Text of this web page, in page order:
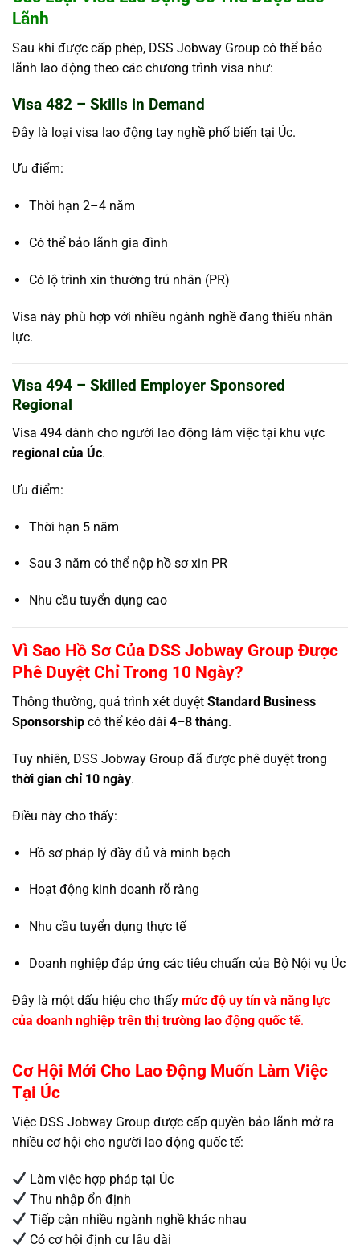
Lãnh
Sau khi được cấp phép, DSS Jobway Group có thể bảo
lãnh lao động theo các chương trình visa như:
Visa 482 – Skills in Demand
Đây là loại visa lao động tay nghề phổ biến tại Úc.
Ưu điểm:
Thời hạn 2–4 năm
Có thể bảo lãnh gia đình
Có lộ trình xin thường trú nhân (PR)
Visa này phù hợp với nhiều ngành nghề đang thiếu nhân
lực.
Visa 494 – Skilled Employer Sponsored
Regional
Visa 494 dành cho người lao động làm việc tại khu vực
regional của Úc.
Ưu điểm:
Thời hạn 5 năm
Sau 3 năm có thể nộp hồ sơ xin PR
Nhu cầu tuyển dụng cao
Vì Sao Hồ Sơ Của DSS Jobway Group Được
Phê Duyệt Chỉ Trong 10 Ngày?
Thông thường, quá trình xét duyệt Standard Business
Sponsorship có thể kéo dài 4–8 tháng.
Tuy nhiên, DSS Jobway Group đã được phê duyệt trong
thời gian chỉ 10 ngày.
Điều này cho thấy:
Hồ sơ pháp lý đầy đủ và minh bạch
Hoạt động kinh doanh rõ ràng
Nhu cầu tuyển dụng thực tế
Doanh nghiệp đáp ứng các tiêu chuẩn của Bộ Nội vụ Úc
Đây là một dấu hiệu cho thấy mức độ uy tín và năng lực
của doanh nghiệp trên thị trường lao động quốc tế.
Cơ Hội Mới Cho Lao Động Muốn Làm Việc
Tại Úc
Việc DSS Jobway Group được cấp quyền bảo lãnh mở ra
nhiều cơ hội cho người lao động quốc tế:
Làm việc hợp pháp tại Úc
Thu nhập ổn định
Tiếp cận nhiều ngành nghề khác nhau
Có cơ hội định cư lâu dài